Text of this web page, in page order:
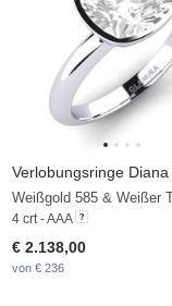
Verlobungsringe Diana
Weißgold 585 & Weißer
4 crt - AAA
€ 2.138,00
von € 236